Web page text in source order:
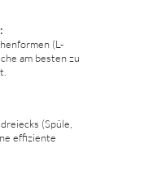
(L-
am besten zu
(Spüle,
effiziente